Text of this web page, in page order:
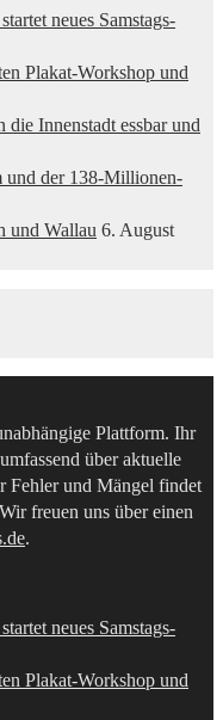
neues Samstags-
Plakat-Workshop und
Innenstadt essbar und
und der 138-Millionen-
und Wallau 6. August
Plattform. Ihr
über aktuelle
Fehler und Mängel findet
freuen uns über einen
.
neues Samstags-
Plakat-Workshop und